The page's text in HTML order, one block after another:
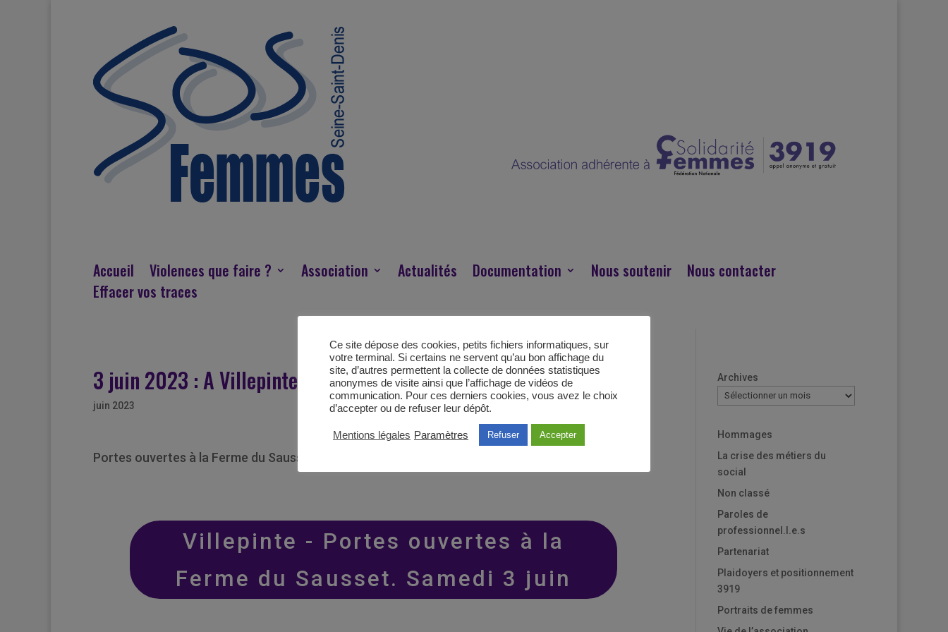
Accueil Violences que faire ? Association Actualités Documentation Nous soutenir
Nous contacter
Effacer vos traces
3 juin 2023 : A Villepinte
juin 2023
Portes ouvertes à la Ferme du Sausset.
Villepinte - Portes ouvertes à la
Ferme du Sausset. Samedi 3 juin
Archives
Hommages
La crise des métiers du
social
Non classé
Paroles de
professionnel.l.e.s
Partenariat
Plaidoyers et positionnement
3919
Portraits de femmes
Ce site dépose des cookies, petits fichiers informatiques, sur
votre terminal. Si certains ne servent qu’au bon affichage du
site, d’autres permettent la collecte de données statistiques
anonymes de visite ainsi que l’affichage de vidéos de
communication. Pour ces derniers cookies, vous avez le choix
d’accepter ou de refuser leur dépôt.
Mentions légales Paramètres Refuser Accepter